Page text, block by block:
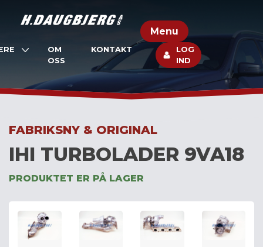
Menu
OM
OSS
KONTAKT
LOG
IND
FABRIKSNY & ORIGINAL
IHI TURBOLADER 9VA18
PRODUKTET ER PÅ LAGER